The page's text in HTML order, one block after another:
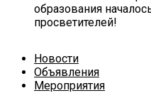
образования
просветителей!
Новости
Объявления
Мероприятия